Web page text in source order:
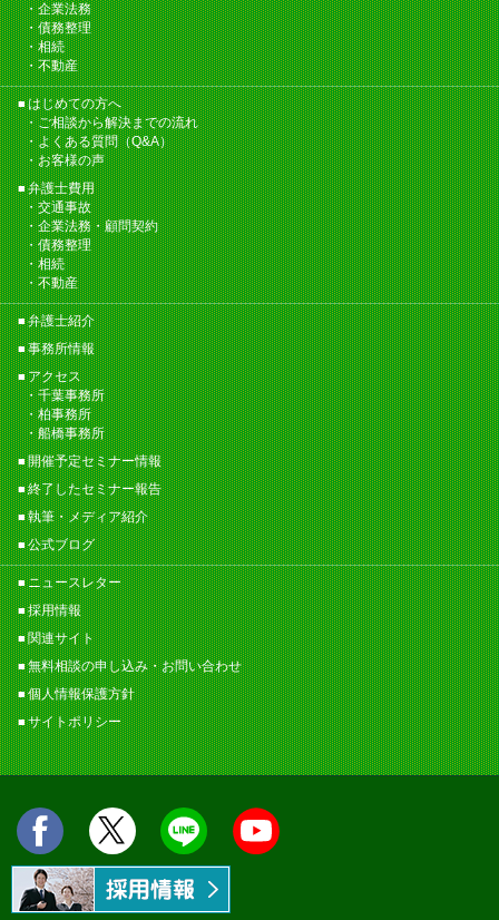
企業法務
債務整理
相続
不動産
はじめての方へ
ご相談から解決までの流れ
よくある質問（Q&A）
お客様の声
弁護士費用
交通事故
企業法務・顧問契約
債務整理
相続
不動産
弁護士紹介
事務所情報
アクセス
千葉事務所
柏事務所
船橋事務所
開催予定セミナー情報
終了したセミナー報告
執筆・メディア紹介
公式ブログ
ニュースレター
採用情報
関連サイト
無料相談の申し込み・お問い合わせ
個人情報保護方針
サイトポリシー